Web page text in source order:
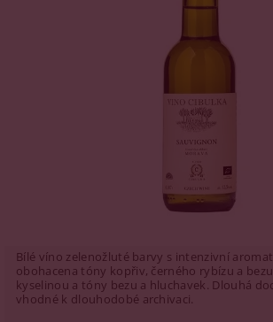
Bílé víno zelenožluté barvy s intenzivní
obohacena tóny kopřiv, černého rybízu a
kyselinou a tóny bezu a hluchavek. Dlouhá
vhodné k dlouhodobé archivaci.